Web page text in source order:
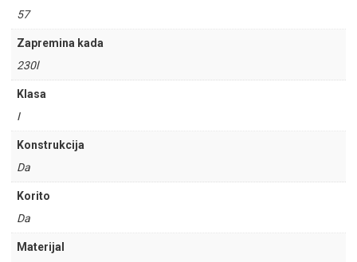
57
Zapremina kada
230l
Klasa
I
Konstrukcija
Da
Korito
Da
Materijal